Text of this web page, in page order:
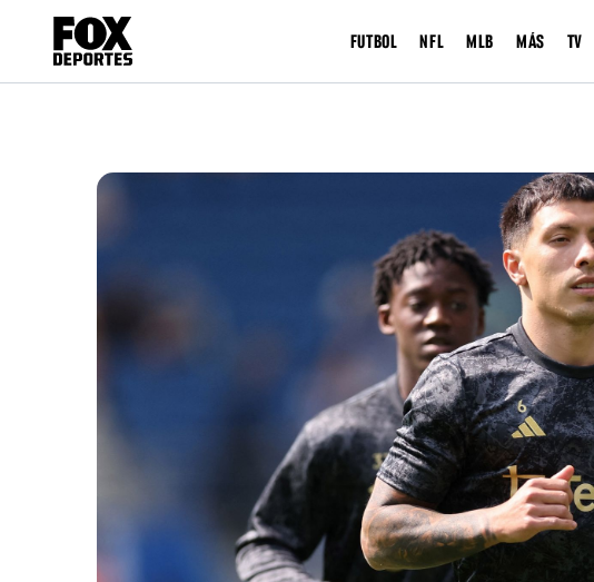
FUTBOL NFL MLB MÁS TV